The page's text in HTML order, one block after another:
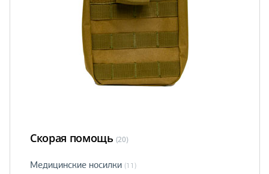
Скорая помощь (20)
Медицинские носилки (11)